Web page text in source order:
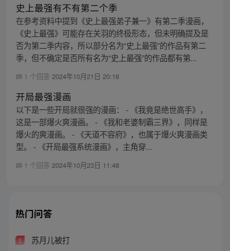
史上最强有不有第二个季
在参考资料中提到《史上最强弟子兼一》有第二季漫画，
《史上最强》可能存在关羽的终极形态，但未明确提及是
否为第二季内容，所以部分名为“史上最强”的作品有第二
季，但不确定是否所有名为“史上最强”的作品都有第...
1 个回答 2024年10月21日 20:18
开局最强漫画
以下是一些开局就很强的漫画： - 《我竟是绝世高手》，
这是一部爆火爽漫画。 - 《我和老婆制霸三界》，同样是
爆火的爽漫画。 - 《天道不容府》，也属于爆火爽漫画类
型。 - 《开局最强系统漫画》，主角穿...
1 个回答 2024年10月23日 11:48
热门问答
1 苏月儿被打